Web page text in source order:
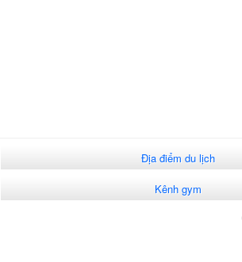
Địa điểm du lịch
Kênh gym